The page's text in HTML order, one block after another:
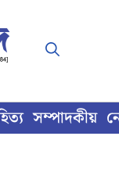
সম্পাদকীয়